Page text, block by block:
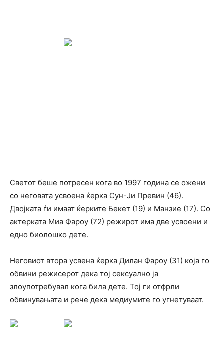
Светот беше потресен кога во 1997 година се ожени
со неговата усвоена ќерка Сун-Ји Превин (46).
Двојката ѓи имаат ќерките Бекет (19) и Манзие (17). Со
актерката Миа Фароу (72) режирот има две усвоени и
едно биолошко дете.
Неговиот втора усвена ќерка Дилан Фароу (31) која го
обвини режисерот дека тој сексуално ја
злоупотребувал кога била дете. Тој ги отфрли
обвинувањата и рече дека медиумите го угнетуваат.